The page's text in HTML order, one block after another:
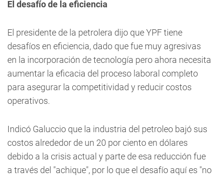
El desafío de la eficiencia
El presidente de la petrolera dijo que YPF tiene
desafíos en eficiencia, dado que fue muy agresivas
en la incorporación de tecnología pero ahora necesita
aumentar la eficacia del proceso laboral completo
para asegurar la competitividad y reducir costos
operativos.
Indicó Galuccio que la industria del petroleo bajó sus
costos alrededor de un 20 por ciento en dólares
debido a la crisis actual y parte de esa reducción fue
a través del "achique", por lo que el desafío aquí es "no